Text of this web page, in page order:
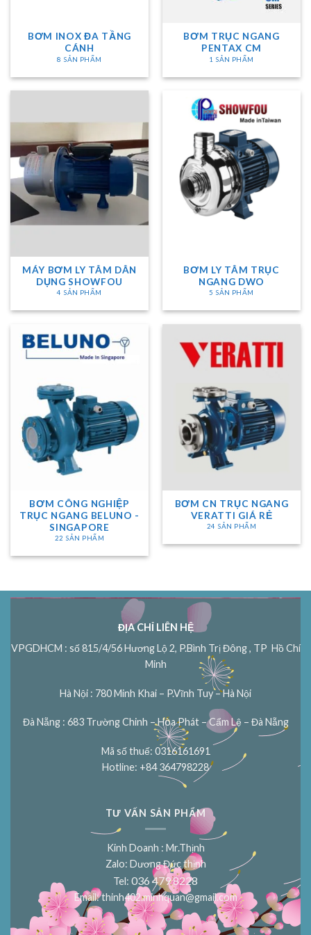
BƠM INOX ĐA TẦNG
CÁNH
8 SẢN PHẨM
BƠM TRỤC NGANG
PENTAX CM
1 SẢN PHẨM
MÁY BƠM LY TÂM DÂN
DỤNG SHOWFOU
4 SẢN PHẨM
BƠM LY TÂM TRỤC
NGANG DWO
5 SẢN PHẨM
BƠM CÔNG NGHIỆP
TRỤC NGANG BELUNO -
SINGAPORE
22 SẢN PHẨM
BƠM CN TRỤC NGANG
VERATTI GIÁ RẺ
24 SẢN PHẨM
ĐỊA CHỈ LIÊN HỆ
VPGDHCM : số 815/4/56 Hương Lộ 2, P.Bình Trị Đông , TP Hồ Chí
Minh
Hà Nội : 780 Minh Khai – P.Vĩnh Tuy – Hà Nội
Đà Nẵng : 683 Trường Chinh – Hòa Phát – Cẩm Lệ – Đà Nẵng
Mã số thuế: 0316161691
Hotline: +84 364798228
TƯ VẤN SẢN PHẨM
Kinh Doanh : Mr.Thịnh
Zalo: Dương Đức thịnh
Tel: 036 479 8228
Email:thinh402.minhquan@gmail.com